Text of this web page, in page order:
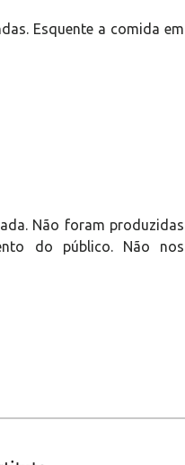
Esquente a comida em
Não foram produzidas
do público. Não nos